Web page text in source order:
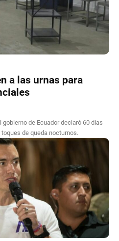
a las urnas para
de Ecuador declaró 60 días
de queda nocturnos.